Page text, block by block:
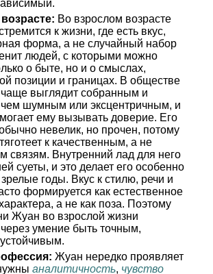
Во взрослом возрасте
к жизни, где есть вкус,
форма, а не случайный набор
людей, с которыми можно
о быте, но и о смыслах,
позиции и границах. В обществе
чаще выглядит собранным и
шумным или эксцентричным, и
ему вызывать доверие. Его
невелик, но прочен, потому
к качественным, а не
связям. Внутренний лад для него
суеты, и это делает его особенно
годы. Вкус к стилю, речи и
формируется как естественное
а не как поза. Поэтому
Жуан во взрослой жизни
умение быть точным,
Жуан нередко проявляет
аналитичность, чувство